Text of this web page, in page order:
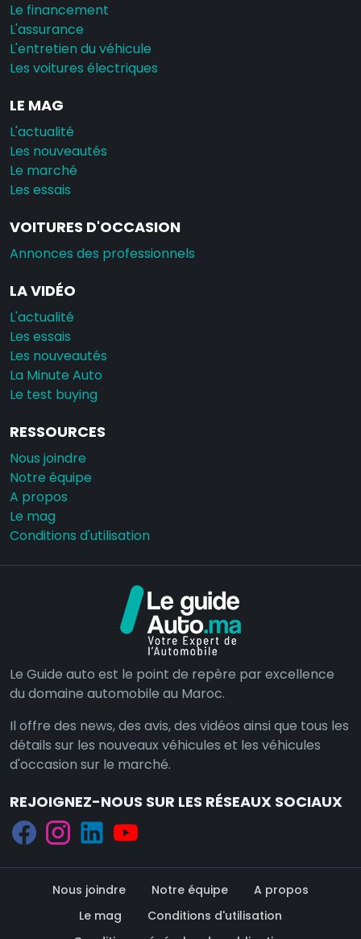
Le financement
L'assurance
L'entretien du véhicule
Les voitures électriques
LE MAG
L'actualité
Les nouveautés
Le marché
Les essais
VOITURES D'OCCASION
Annonces des professionnels
LA VIDÉO
L'actualité
Les essais
Les nouveautés
La Minute Auto
Le test buying
RESSOURCES
Nous joindre
Notre équipe
A propos
Le mag
Conditions d'utilisation
Le Guide auto est le point de repère par excellence
du domaine automobile au Maroc.
Il offre des news, des avis, des vidéos ainsi que tous les
détails sur les nouveaux véhicules et les véhicules
d'occasion sur le marché.
REJOIGNEZ-NOUS SUR LES RÉSEAUX SOCIAUX
Nous joindre Notre équipe
A propos
Le mag
Conditions d'utilisation